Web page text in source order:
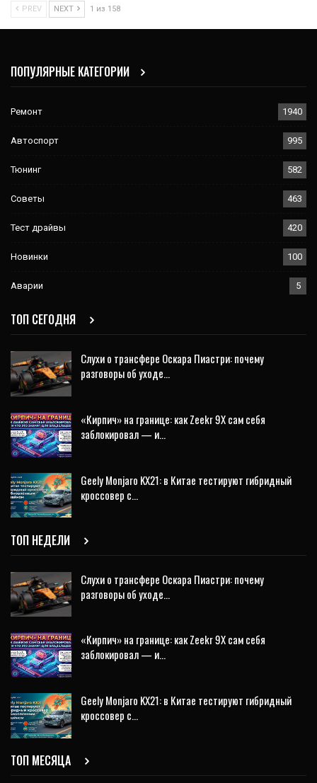
PREV NEXT 1 из 158
ПОПУЛЯРНЫЕ КАТЕГОРИИ
Ремонт 1940
Автоспорт 995
Тюнинг 582
Советы 463
Тест драйвы 420
Новинки 100
Аварии 5
ТОП СЕГОДНЯ
Слухи о трансфере Оскара Пиастри: почему
разговоры об уходе…
«Кирпич» на границе: как Zeekr 9X сам себя
заблокировал — и…
Geely Monjaro KX21: в Китае тестируют гибридный
кроссовер с…
ТОП НЕДЕЛИ
Слухи о трансфере Оскара Пиастри: почему
разговоры об уходе…
«Кирпич» на границе: как Zeekr 9X сам себя
заблокировал — и…
Geely Monjaro KX21: в Китае тестируют гибридный
кроссовер с…
ТОП МЕСЯЦА